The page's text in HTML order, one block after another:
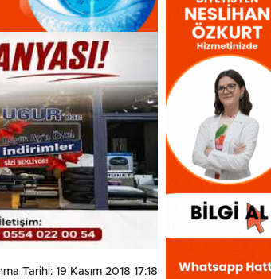
Tarihi: 19 Kasım 2018 17:18